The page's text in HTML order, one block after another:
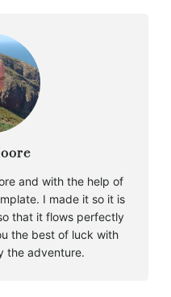
and with the help of
I made it so it is
that it flows perfectly
the best of luck with
the adventure.